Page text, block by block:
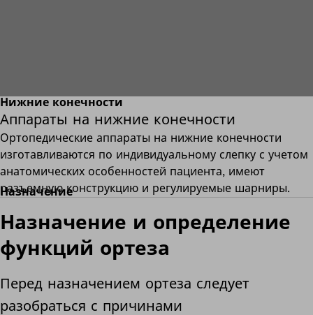
Нижние конечности
Аппараты на нижние конечности
Ортопедические аппараты на нижние конечности
изготавливаются по индивидуальному слепку с учетом
анатомических особенностей пациента, имеют
разъемную конструкцию и регулируемые шарниры.
Назначение
Назначение и определение
функций ортеза
Перед назначением ортеза следует
разобраться с причинами